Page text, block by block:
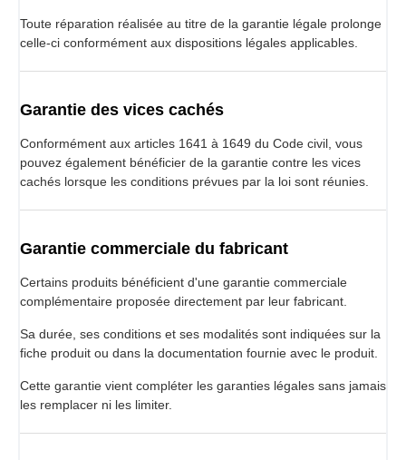
Toute réparation réalisée au titre de la garantie légale prolonge
celle-ci conformément aux dispositions légales applicables.
Garantie des vices cachés
Conformément aux articles 1641 à 1649 du Code civil, vous
pouvez également bénéficier de la garantie contre les vices
cachés lorsque les conditions prévues par la loi sont réunies.
Garantie commerciale du fabricant
Certains produits bénéficient d'une garantie commerciale
complémentaire proposée directement par leur fabricant.
Sa durée, ses conditions et ses modalités sont indiquées sur la
fiche produit ou dans la documentation fournie avec le produit.
Cette garantie vient compléter les garanties légales sans jamais
les remplacer ni les limiter.